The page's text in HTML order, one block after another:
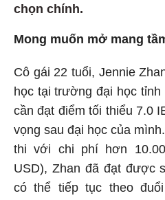
chọn chính.
Mong muốn mở mang
Cô gái 22 tuổi, Jennie
học tại trường đại học tỉnh
cần đạt điểm tối thiểu 7.0
vọng sau đại học của
thi với chi phí hơn
USD), Zhan đã đạt được
có thể tiếp tục theo